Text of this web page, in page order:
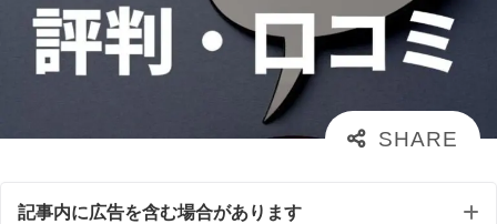
記事内に広告を含む場合があります